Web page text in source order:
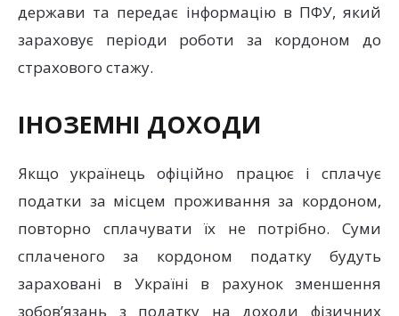
держави та передає інформацію в ПФУ, який
зараховує періоди роботи за кордоном до
страхового стажу.
ІНОЗЕМНІ ДОХОДИ
Якщо українець офіційно працює і сплачує
податки за місцем проживання за кордоном,
повторно сплачувати їх не потрібно. Суми
сплаченого за кордоном податку будуть
зараховані в Україні в рахунок зменшення
зобов’язань з податку на доходи фізичних